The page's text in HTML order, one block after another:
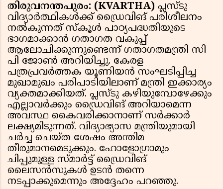
തിരുവനന്തപുരം: (KVARTHA) പ്ലസ്‌ടു
വിദ്യാർത്ഥികൾക്ക് ഡ്രൈവിങ് പരിശീലനം
നൽകുന്നത് സ്കൂൾ പാഠ്യപദ്ധതിയുടെ
ഭാഗമാക്കാൻ ഗതാഗത വകുപ്പ്
ആലോചിക്കുന്നുണ്ടെന്ന് ഗതാഗതമന്ത്രി സി
പി ജോൺ അറിയിച്ചു. കേരള
പത്രപ്രവർത്തക യൂണിയൻ സംഘടിപ്പിച്ച
മുഖാമുഖം പരിപാടിയിലാണ് മന്ത്രി ഇക്കാര്യം
വ്യക്തമാക്കിയത്. പ്ലസ്‌ടു കഴിയുമ്പോഴേക്കും
എല്ലാവർക്കും ഡ്രൈവിങ് അറിയാമെന്ന
അവസ്ഥ കൈവരിക്കാനാണ് സർക്കാർ
ലക്ഷ്യമിടുന്നത്. വിദ്യാഭ്യാസ മന്ത്രിയുമായി
ചർച്ച ചെയ്ത ശേഷം അന്തിമ
തീരുമാനമെടുക്കും. ഹോളോഗ്രാമും
ചിപ്പുമുള്ള സ്മാർട്ട് ഡ്രൈവിങ്
ലൈസൻസുകൾ ഉടൻ തന്നെ
നടപ്പാക്കുമെന്നും അദ്ദേഹം പറഞ്ഞു.